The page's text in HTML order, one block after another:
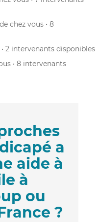
chez vous • 8
• 2 intervenants disponibles
• 8 intervenants
a
aide à
à
ou
?